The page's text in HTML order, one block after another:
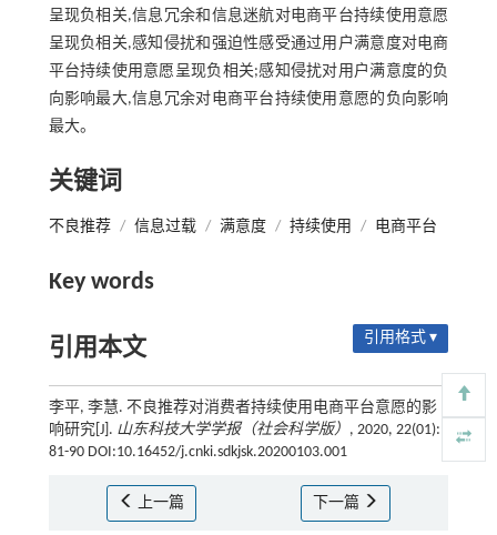
呈现负相关,信息冗余和信息迷航对电商平台持续使用意愿
呈现负相关,感知侵扰和强迫性感受通过用户满意度对电商
平台持续使用意愿呈现负相关;感知侵扰对用户满意度的负
向影响最大,信息冗余对电商平台持续使用意愿的负向影响
最大。
关键词
不良推荐 / 信息过载 / 满意度 / 持续使用 / 电商平台
Key words
引用本文 引用格式 ▾
李平, 李慧. 不良推荐对消费者持续使用电商平台意愿的影
响研究[J]. 山东科技大学学报（社会科学版） , 2020, 22(01):
81-90 DOI:10.16452/j.cnki.sdkjsk.20200103.001
上一篇 下一篇